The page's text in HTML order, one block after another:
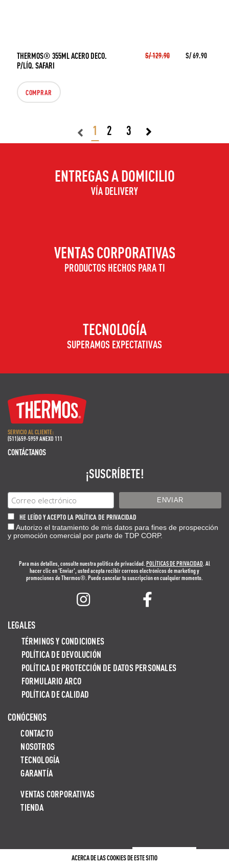
THERMOS® 355ML ACERO DECO.
P/LÍQ. SAFARI
S/ 129.90 S/ 69.90
COMPRAR
1 2 3
ENTREGAS A DOMICILIO
VÍA DELIVERY
VENTAS CORPORATIVAS
PRODUCTOS HECHOS PARA TI
TECNOLOGÍA
SUPERAMOS EXPECTATIVAS
SERVICIO AL CLIENTE:
(511)659-5959 ANEXO 111
CONTÁCTANOS
¡SUSCRÍBETE!
HE LEÍDO Y ACEPTO LA POLÍTICA DE PRIVACIDAD
Autorizo el tratamiento de mis datos para fines de prospección
y promoción comercial por parte de TDP CORP.
Para más detalles, consulte nuestra politica de privacidad.POLÍTICAS DE PRIVACIDAD. Al
hacer clic en 'Enviar', usted acepta recibir correos electrónicos de marketing y
promociones de Thermos®. Puede cancelar tu suscripción en cualquier momento.
LEGALES
TÉRMINOS Y CONDICIONES
POLÍTICA DE DEVOLUCIÓN
POLÍTICA DE PROTECCIÓN DE DATOS PERSONALES
FORMULARIO ARCO
POLÍTICA DE CALIDAD
CONÓCENOS
CONTACTO
NOSOTROS
TECNOLOGÍA
GARANTÍA
VENTAS CORPORATIVAS
TIENDA
ACERCA DE LAS COOKIES DE ESTE SITIO